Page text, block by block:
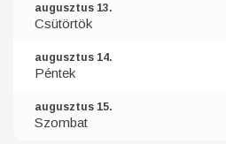
augusztus 13.
Csütörtök
augusztus 14.
Péntek
augusztus 15.
Szombat